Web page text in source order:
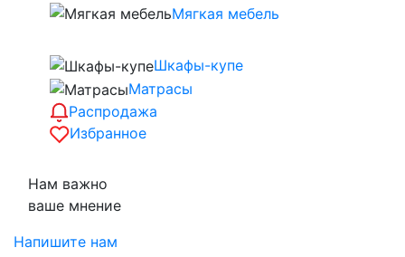
Мягкая мебель
Шкафы-купе
Матрасы
Распродажа
Избранное
Нам важно
ваше мнение
Напишите нам